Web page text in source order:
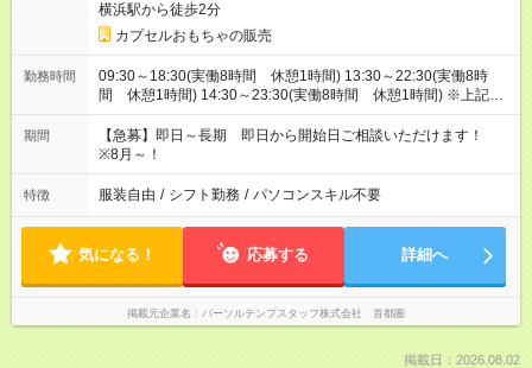
横浜駅から徒歩2分
カプセルおもちゃの販売
勤務時間
09:30～18:30(実働8時間 休憩1時間) 13:30～22:30(実働8時
間 休憩1時間) 14:30～23:30(実働8時間 休憩1時間) ※上記は
一例です。9:30～23:30の中でシフト制です
期間
【急募】即日～長期 即日から開始日ご相談いただけます！
※8月～！
特徴 服装自由 / シフト勤務 / パソコンスキル不要
気になる！ 応募する 詳細へ
掲載元企業名 パーソルテンプスタッフ株式会社 首都圏
掲載日：2026.08.02